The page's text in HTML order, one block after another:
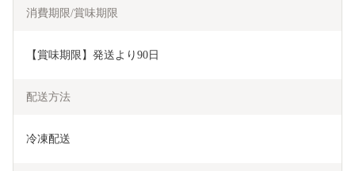
消費期限/賞味期限
【賞味期限】発送より90日
配送方法
冷凍配送